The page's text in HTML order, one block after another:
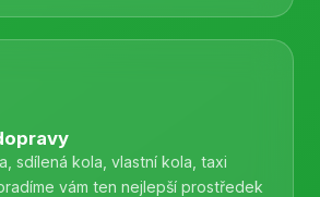
sdílená kola, vlastní kola, taxi
vám ten nejlepší prostředek